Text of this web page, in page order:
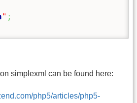
" ;
simplexml can be found here:
php5/articles/php5-